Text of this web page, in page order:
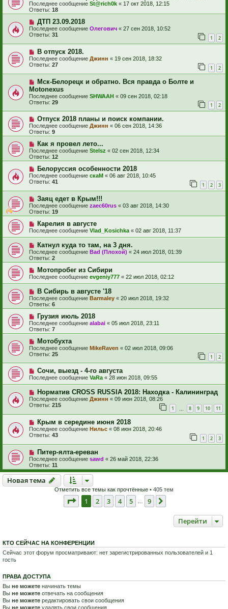
Последнее сообщение St@rich0k « 17 окт 2018, 12:15
Ответы: 18
ДТП 23.09.2018
Последнее сообщение Олегович « 27 сен 2018, 10:52
Ответы: 31 1 2
В отпуск 2018.
Последнее сообщение Джинн « 19 сен 2018, 18:32
Ответы: 27 1 2
Мск-Белорецк и обратно. Вся правда о Болте и
Motonexus
Последнее сообщение SHWAAH « 09 сен 2018, 02:18
Ответы: 29 1 2
Отпуск 2018 планы и поиск компании.
Последнее сообщение Джинн « 06 сен 2018, 14:36
Ответы: 9
Как я провел лето...
Последнее сообщение Stelsz « 02 сен 2018, 12:34
Ответы: 12
Белоруссия особенности 2018
Последнее сообщение скаМ « 06 авг 2018, 10:45
Ответы: 41 1 2 3
Заяц едет в Крым!!!
Последнее сообщение zaec60rus « 03 авг 2018, 14:30
Ответы: 19
Карелия в августе
Последнее сообщение Vlad_Kosichka « 02 авг 2018, 11:37
Катнул куда то там, на 3 дня.
Последнее сообщение Bad (Плохой) « 24 июл 2018, 01:39
Ответы: 2
Мотопробег из Сибири
Последнее сообщение evgeniy777 « 22 июл 2018, 02:12
В Сибирь в августе '18
Последнее сообщение Barmaley « 20 июл 2018, 19:32
Ответы: 6
Грузия июль 2018
Последнее сообщение alabai « 05 июл 2018, 23:11
Ответы: 7
Мотобухта
Последнее сообщение MikeRaven « 02 июл 2018, 09:06
Ответы: 25 1 2
Сочи, выезд - 4-го августа
Последнее сообщение VaRa« 28 июн 2018, 09:55
Норматив CROSS RUSSIA 2018: Находка - Калининград
Последнее сообщение Джинн « 09 июн 2018, 08:26
Ответы: 215 1 8 9 10 11
Крым в середине июня 2018
Последнее сообщение Нильс « 08 июн 2018, 20:46
Ответы: 43 1 2 3
Питер-ялта-ереван
Последнее сообщение sawd « 26 май 2018, 22:36
Ответы: 11
Новая тема
Новаятема
Отметить все темы как прочтённые • 405 тем
Страница из
1 2 3 4 5 9
Перейти
КТО СЕЙЧАС НА КОНФЕРЕНЦИИ
Сейчас этот форум просматривают: нет зарегистрированных пользователей и 1
гость
ПРАВА ДОСТУПА
Вы не можете начинать темы
Вы не можете отвечать на сообщения
Вы не можете редактировать свои сообщения
Вы не можете удалять свои сообщения